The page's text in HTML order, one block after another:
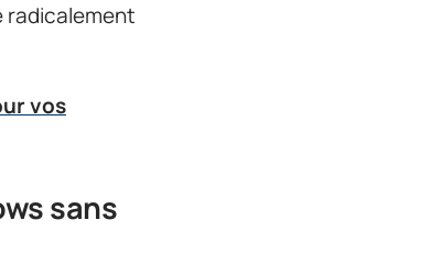
radicalement
vos
sans